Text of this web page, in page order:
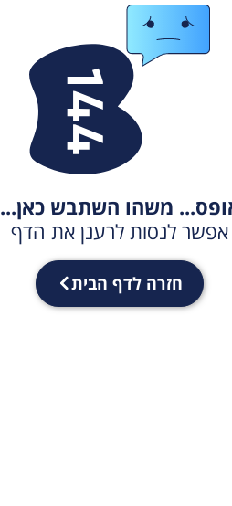
משהו השתבש כאן...
אפשר לנסות לרענן את הדף
חזרה לדף הבית